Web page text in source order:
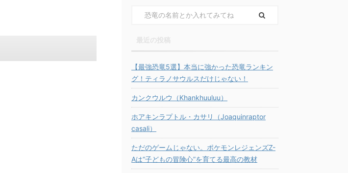
【最強恐竜5選】本当に強かった恐竜ランキン
グ！ティラノサウルスだけじゃない！
カンクウルウ（Khankhuuluu）
ホアキンラプトル・カサリ（Joaquinraptor
casali）
ただのゲームじゃない。ポケモンレジェンズZ-
Aは“子どもの冒険心”を育てる最高の教材